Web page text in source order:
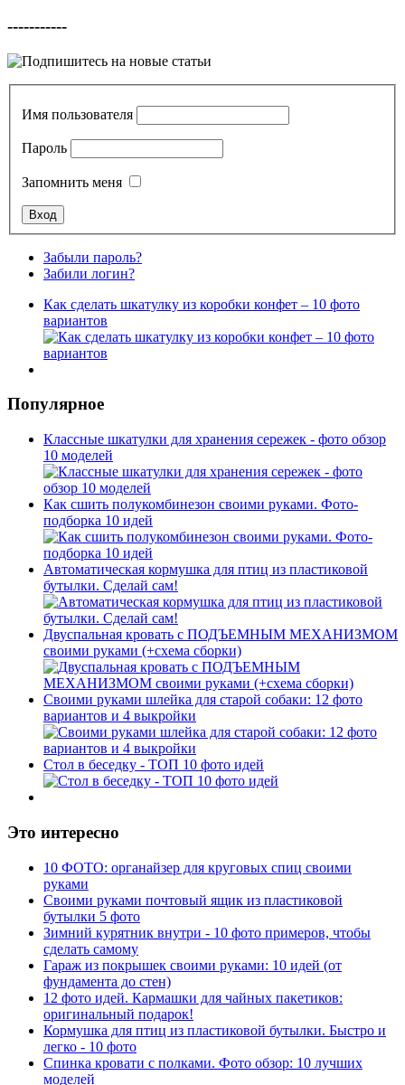
-----------
Имя пользователя
Пароль
Запомнить меня
Забыли пароль?
Забили логин?
Как сделать шкатулку из коробки конфет – 10 фото
вариантов
Популярное
Классные шкатулки для хранения сережек - фото обзор
10 моделей
Как сшить полукомбинезон своими руками. Фото-
подборка 10 идей
Автоматическая кормушка для птиц из пластиковой
бутылки. Сделай сам!
Двуспальная кровать с ПОДЪЕМНЫМ МЕХАНИЗМОМ
своими руками (+схема сборки)
Своими руками шлейка для старой собаки: 12 фото
вариантов и 4 выкройки
Стол в беседку - ТОП 10 фото идей
Это интересно
10 ФОТО: органайзер для круговых спиц своими
руками
Своими руками почтовый ящик из пластиковой
бутылки 5 фото
Зимний курятник внутри - 10 фото примеров, чтобы
сделать самому
Гараж из покрышек своими руками: 10 идей (от
фундамента до стен)
12 фото идей. Кармашки для чайных пакетиков:
оригинальный подарок!
Кормушка для птиц из пластиковой бутылки. Быстро и
легко - 10 фото
Спинка кровати с полками. Фото обзор: 10 лучших
моделей